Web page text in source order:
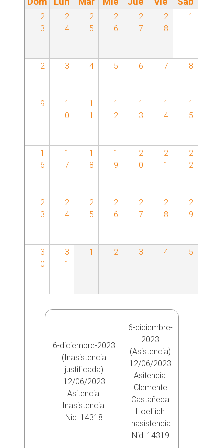
2
3
2
4
2
5
2
6
2
7
2
8
1
2 3 4 5 6 7 8
9
1
0
1
1
1
2
1
3
1
4
1
5
1
6
1
7
1
8
1
9
2
0
2
1
2
2
2
3
2
4
2
5
2
6
2
7
2
8
2
9
3
0
3
1
1 2 3 4 5
6-diciembre-2023
(Inasistencia
justificada)
12/06/2023
Asitencia:
Inasistencia:
Nid: 14318
6-diciembre-
2023
(Asistencia)
12/06/2023
Asitencia:
Clemente
Castañeda
Hoeflich
Inasistencia:
Nid: 14319